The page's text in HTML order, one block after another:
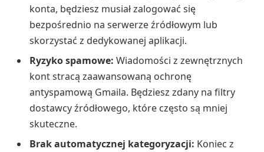
konta, będziesz musiał zalogować się
bezpośrednio na serwerze źródłowym lub
skorzystać z dedykowanej aplikacji.
Ryzyko spamowe: Wiadomości z zewnętrznych
kont stracą zaawansowaną ochronę
antyspamową Gmaila. Będziesz zdany na filtry
dostawcy źródłowego, które często są mniej
skuteczne.
Brak automatycznej kategoryzacji: Koniec z